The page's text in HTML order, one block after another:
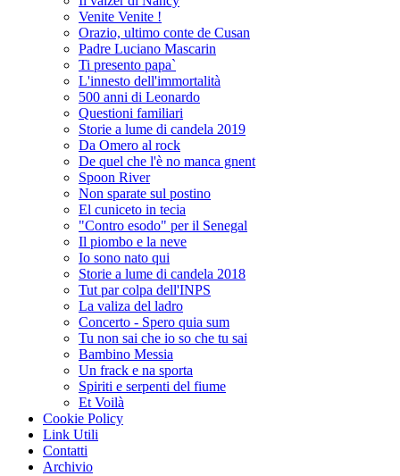
Venite Venite !
Orazio, ultimo conte de Cusan
Padre Luciano Mascarin
Ti presento papa`
L'innesto dell'immortalità
500 anni di Leonardo
Questioni familiari
Storie a lume di candela 2019
Da Omero al rock
De quel che l'è no manca gnent
Spoon River
Non sparate sul postino
El cuniceto in tecia
"Contro esodo" per il Senegal
Il piombo e la neve
Io sono nato qui
Storie a lume di candela 2018
Tut par colpa dell'INPS
La valiza del ladro
Concerto - Spero quia sum
Tu non sai che io so che tu sai
Bambino Messia
Un frack e na sporta
Spiriti e serpenti del fiume
Et Voilà
Cookie Policy
Link Utili
Contatti
Archivio